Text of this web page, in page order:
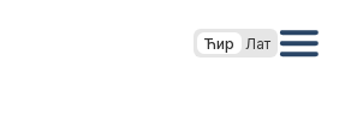
Ћир Лат